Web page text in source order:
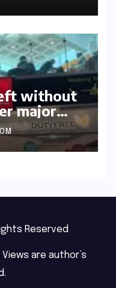
without
major
Reserved
are author’s